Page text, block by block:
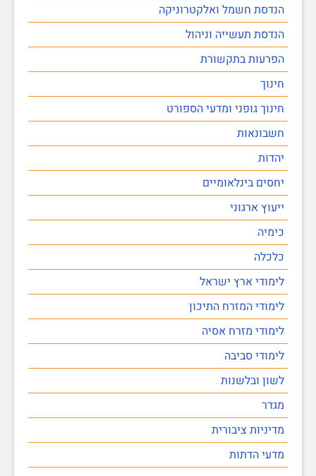
הנדסת חשמל ואלקטרוניקה
הנדסת תעשייה וניהול
הפרעות בתקשורת
חינוך
חינוך גופני ומדעי הספורט
חשבונאות
יהדות
יחסים בינלאומיים
ייעוץ ארגוני
כימיה
כלכלה
לימודי ארץ ישראל
לימודי המזרח התיכון
לימודי מזרח אסיה
לימודי סביבה
לשון ובלשנות
מגדר
מדיניות ציבורית
מדעי הדתות